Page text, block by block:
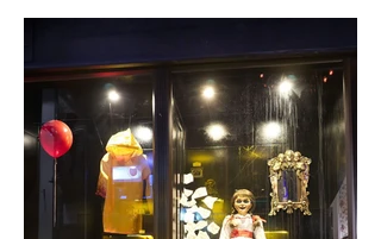
de todos los tiempos en un concierto en
sinfónica en pleno, coro y una
sorprendente puesta en escena pensada
especialmente pa